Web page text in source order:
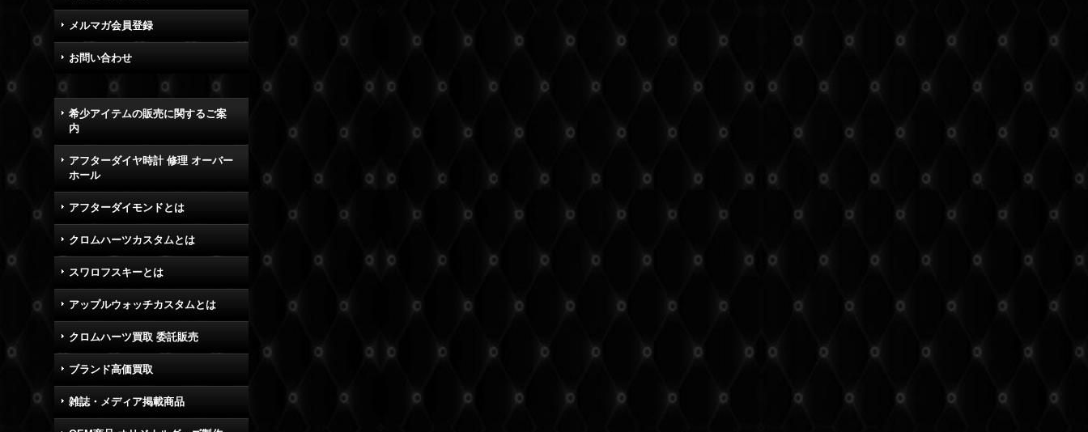
メルマガ会員登録
お問い合わせ
希少アイテムの販売に関するご案
内
アフターダイヤ時計 修理 オーバー
ホール
アフターダイモンドとは
クロムハーツカスタムとは
スワロフスキーとは
アップルウォッチカスタムとは
クロムハーツ買取 委託販売
ブランド高価買取
雑誌・メディア掲載商品